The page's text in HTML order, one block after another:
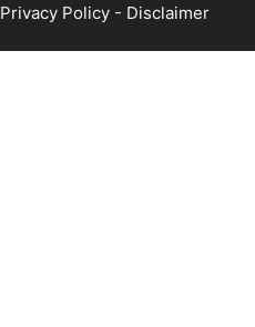
Privacy Policy - Disclaimer